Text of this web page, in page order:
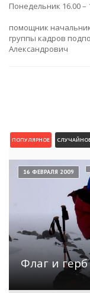
Понедельник 16.00 –
помощник
группы кадров
Александрович
ПОПУЛЯРНОЕ
Флаг и
16 ФЕВРАЛЯ 2009